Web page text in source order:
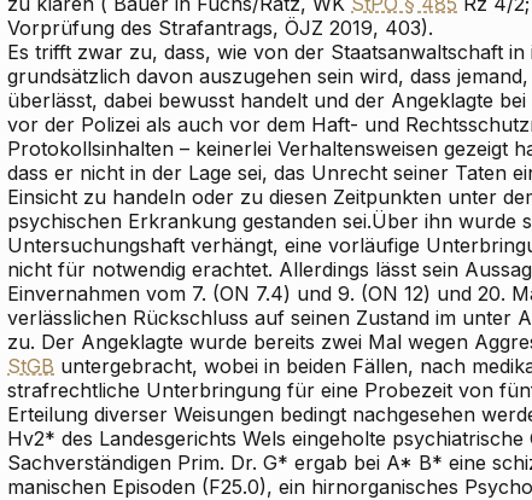
Vorprüfung des Strafantrags, ÖJZ 2019, 403).
Es trifft zwar zu, dass, wie von der Staatsanwaltschaft
grundsätzlich davon auszugehen sein wird, dass
überlässt, dabei bewusst handelt und der Angeklagte
vor der Polizei als auch vor dem Haft- und
Protokollsinhalten – keinerlei Verhaltensweisen gezeigt
dass er nicht in der Lage sei, das Unrecht seiner Taten
Einsicht zu handeln oder zu diesen Zeitpunkten unter
psychischen Erkrankung gestanden sei.Über ihn wurde
Untersuchungshaft verhängt, eine vorläufige
nicht für notwendig erachtet. Allerdings lässt sein
Einvernahmen vom 7. (ON 7.4) und 9. (ON 12) und 20.
verlässlichen Rückschluss auf seinen Zustand im unter
zu. Der Angeklagte wurde bereits zwei Mal wegen
StGB untergebracht, wobei in beiden Fällen, nach
strafrechtliche Unterbringung für eine Probezeit von
Erteilung diverser Weisungen bedingt nachgesehen
Hv2* des Landesgerichts Wels eingeholte
Sachverständigen Prim. Dr. G* ergab bei A* B* eine
manischen Episoden (F25.0), ein hirnorganisches